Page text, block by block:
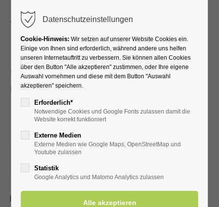
Schlager + Hits von
gestern und heute mit
Gerd Helfmeiers Top
Music
16.05.2025, 19:30
ORT: KLINIK SOLEQUELLE, CAFETERIA
Heiter und stimmungsvoll führt Gerd Helfmeier mit Hits und
Datenschutzeinstellungen
Cookie-Hinweis: Wir setzen auf unserer Website Cookies ein.
Einige von Ihnen sind erforderlich, während andere uns helfen
unseren Internetauftritt zu verbessern. Sie können allen Cookies
über den Button "Alle akzeptieren" zustimmen, oder Ihre eigene
Auswahl vornehmen und diese mit dem Button "Auswahl
akzeptieren" speichern.
Erforderlich*
Notwendige Cookies und Google Fonts zulassen damit die
Website korrekt funktioniert
Externe Medien
Externe Medien wie Google Maps, OpenStreetMap und
Youtube zulassen
Statistik
Google Analytics und Matomo Analytics zulassen